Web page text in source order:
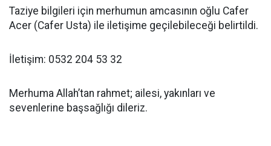
Taziye bilgileri için merhumun amcasının oğlu Cafer
Acer (Cafer Usta) ile iletişime geçilebileceği belirtildi.
İletişim: 0532 204 53 32
Merhuma Allah’tan rahmet; ailesi, yakınları ve
sevenlerine başsağlığı dileriz.